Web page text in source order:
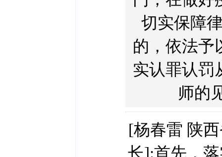
切实保障
的，依法予
实认罪认罚
师的
[杨春雷 陕
长]:首先，